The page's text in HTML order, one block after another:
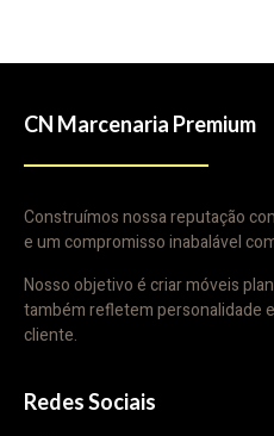
CN Marcenaria Premium
Construímos nossa reputação
e um compromisso inabalável
Nosso objetivo é criar móveis
também refletem personalidade
cliente.
Redes Sociais